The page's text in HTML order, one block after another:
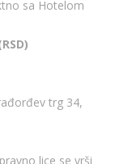
sa Hotelom
trg 34,
lice se vrši